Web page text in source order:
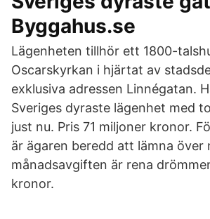
Byggahus.se
Lägenheten tillhör ett 1800-
Oscarskyrkan i hjärtat av
exklusiva adressen Linnégatan.
Sveriges dyraste lägenhet med
just nu. Pris 71 miljoner kronor.
är ägaren beredd att lämna över
månadsavgiften är rena
kronor.